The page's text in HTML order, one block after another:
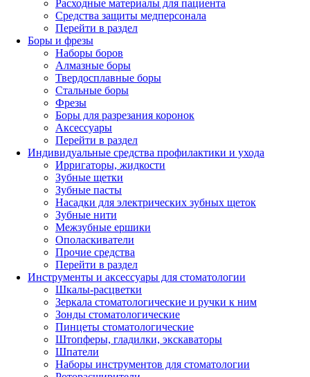
Расходные материалы для пациента
Средства защиты медперсонала
Перейти в раздел
Боры и фрезы
Наборы боров
Алмазные боры
Твердосплавные боры
Стальные боры
Фрезы
Боры для разрезания коронок
Аксессуары
Перейти в раздел
Индивидуальные средства профилактики и ухода
Ирригаторы, жидкости
Зубные щетки
Зубные пасты
Насадки для электрических зубных щеток
Зубные нити
Межзубные ершики
Ополаскиватели
Прочие средства
Перейти в раздел
Инструменты и аксессуары для стоматологии
Шкалы-расцветки
Зеркала стоматологические и ручки к ним
Зонды стоматологические
Пинцеты стоматологические
Штопферы, гладилки, экскаваторы
Шпатели
Наборы инструментов для стоматологии